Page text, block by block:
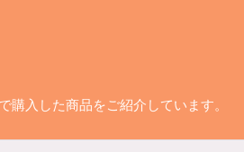
入した商品をご紹介しています。